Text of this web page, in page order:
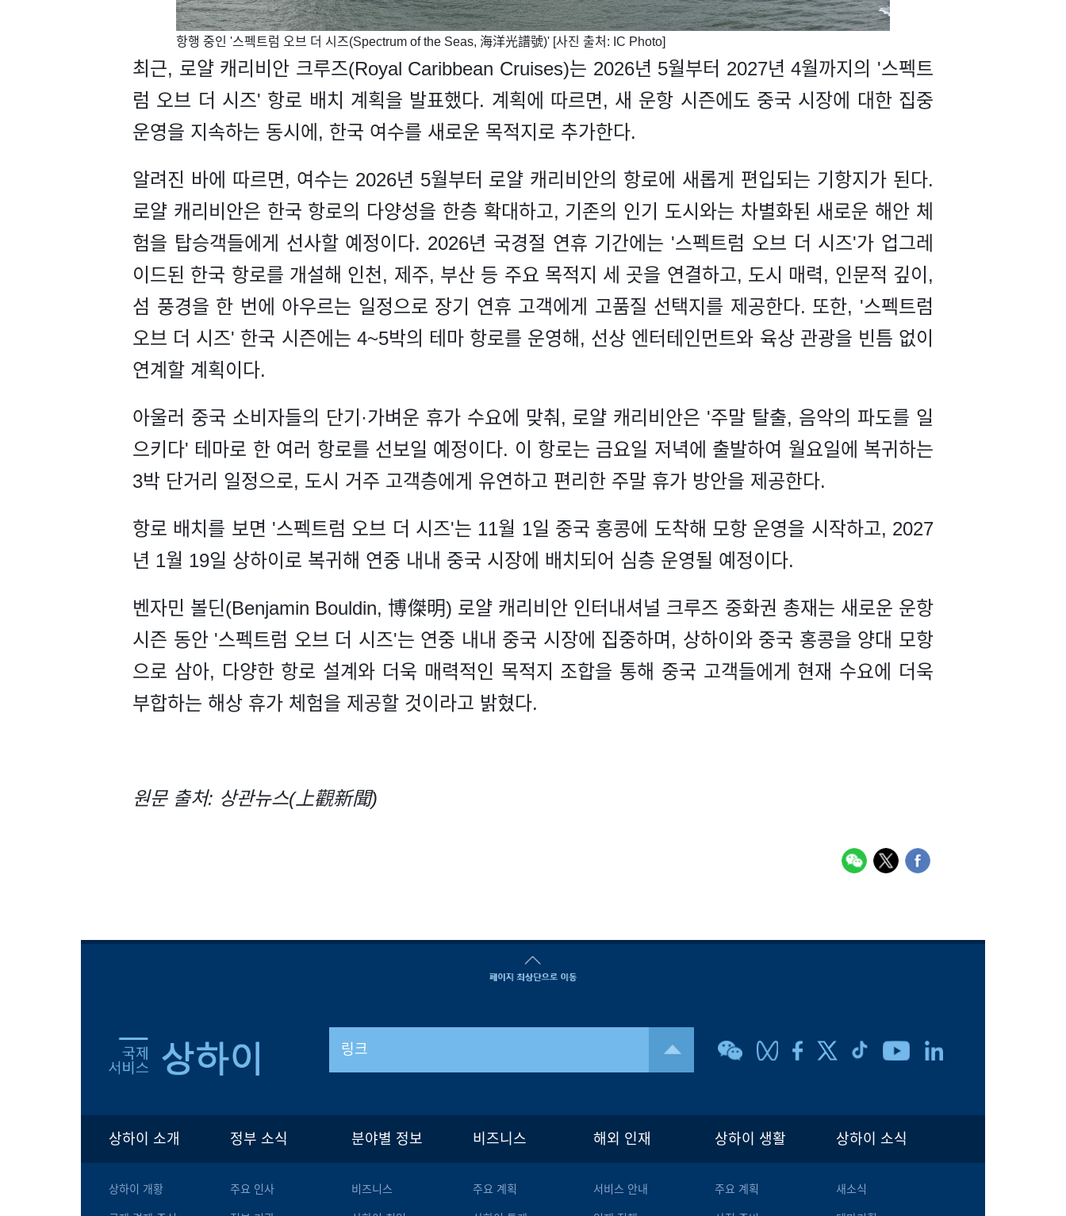
​​항행 중인 '스펙트럼 오브 더 시즈(Spectrum of the Seas, 海洋光譜號)' [사진 출처: IC Photo]
최근, 로얄 캐리비안 크루즈(Royal Caribbean Cruises)는 2026년 5월부터 2027년 4월까지의 '스펙트
럼 오브 더 시즈' 항로 배치 계획을 발표했다. 계획에 따르면, 새 운항 시즌에도 중국 시장에 대한 집중
운영을 지속하는 동시에, 한국 여수를 새로운 목적지로 추가한다.
알려진 바에 따르면, 여수는 2026년 5월부터 로얄 캐리비안의 항로에 새롭게 편입되는 기항지가 된다.
로얄 캐리비안은 한국 항로의 다양성을 한층 확대하고, 기존의 인기 도시와는 차별화된 새로운 해안 체
험을 탑승객들에게 선사할 예정이다. 2026년 국경절 연휴 기간에는 '스펙트럼 오브 더 시즈'가 업그레
이드된 한국 항로를 개설해 인천, 제주, 부산 등 주요 목적지 세 곳을 연결하고, 도시 매력, 인문적 깊이,
섬 풍경을 한 번에 아우르는 일정으로 장기 연휴 고객에게 고품질 선택지를 제공한다. 또한, '스펙트럼
오브 더 시즈' 한국 시즌에는 4~5박의 테마 항로를 운영해, 선상 엔터테인먼트와 육상 관광을 빈틈 없이
연계할 계획이다.
아울러 중국 소비자들의 단기·가벼운 휴가 수요에 맞춰, 로얄 캐리비안은 '주말 탈출, 음악의 파도를 일
으키다' 테마로 한 여러 항로를 선보일 예정이다. 이 항로는 금요일 저녁에 출발하여 월요일에 복귀하는
3박 단거리 일정으로, 도시 거주 고객층에게 유연하고 편리한 주말 휴가 방안을 제공한다.
항로 배치를 보면 '스펙트럼 오브 더 시즈'는 11월 1일 중국 홍콩에 도착해 모항 운영을 시작하고, 2027
년 1월 19일 상하이로 복귀해 연중 내내 중국 시장에 배치되어 심층 운영될 예정이다.
벤자민 볼딘(Benjamin Bouldin, 博傑明) 로얄 캐리비안 인터내셔널 크루즈 중화권 총재는 새로운 운항
시즌 동안 '스펙트럼 오브 더 시즈'는 연중 내내 중국 시장에 집중하며, 상하이와 중국 홍콩을 양대 모항
으로 삼아, 다양한 항로 설계와 더욱 매력적인 목적지 조합을 통해 중국 고객들에게 현재 수요에 더욱
부합하는 해상 휴가 체험을 제공할 것이라고 밝혔다.
원문 출처: 상관뉴스(上觀新聞)
링크
상하이 소개
상하이 개황
정부 소식
주요 인사
분야별 정보
비즈니스
비즈니스
주요 계획
해외 인재
서비스 안내
상하이 생활
주요 계획
상하이 소식
새소식